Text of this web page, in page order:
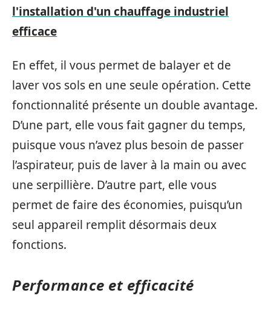
l'installation d'un chauffage industriel
efficace
En effet, il vous permet de balayer et de
laver vos sols en une seule opération. Cette
fonctionnalité présente un double avantage.
D’une part, elle vous fait gagner du temps,
puisque vous n’avez plus besoin de passer
l’aspirateur, puis de laver à la main ou avec
une serpillière. D’autre part, elle vous
permet de faire des économies, puisqu’un
seul appareil remplit désormais deux
fonctions.
Performance et efficacité